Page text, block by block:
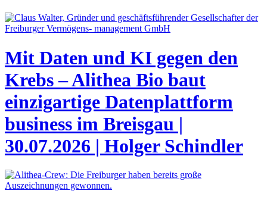
Mit Daten und KI gegen den
Krebs – Alithea Bio baut
einzigartige Datenplattform
business im Breisgau |
30.07.2026 | Holger Schindler